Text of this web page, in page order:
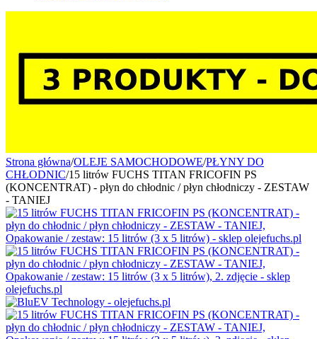
Strona główna/OLEJE SAMOCHODOWE/PŁYNY DO
CHŁODNIC/15 litrów FUCHS TITAN FRICOFIN PS
(KONCENTRAT) - płyn do chłodnic / płyn chłodniczy - ZESTAW
- TANIEJ